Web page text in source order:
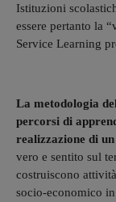
Istituzioni
essere pertanto la
Service Learning
La metodologia
percorsi di
realizzazione di
vero e sentito sul
costruiscono
socio-economico